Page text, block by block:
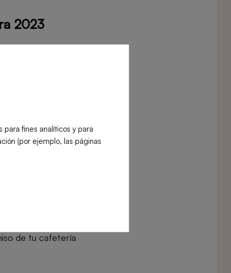
2023
para
uso del
de tu cafetería
para fines analíticos y para
(por ejemplo, las páginas